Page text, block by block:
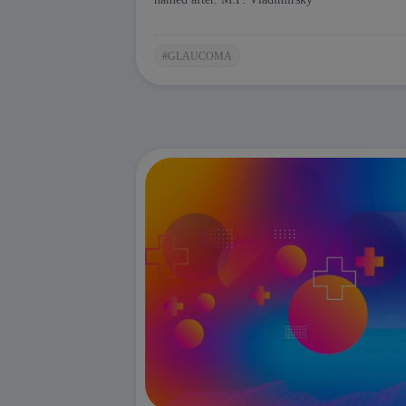
How can ocular and neurological
OCT angiography is a
Common blood supply: internal
nerve;
Venous outflow: central retinal
Retrobulbar pressure gradient is a
General pathogenetic mechanisms:
Violation of vascular autoregulation;
#GLAUCOMA